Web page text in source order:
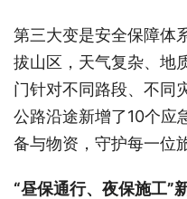
第三大变是安全保障体
拔山区，天气复杂、地
门针对不同路段、不同
公路沿途新增了10个应
备与物资，守护每一位
“昼保通行、夜保施工”